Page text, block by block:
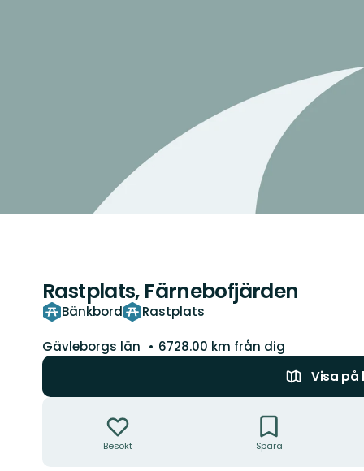
Rastplats, Färnebofjärden
Bänkbord Rastplats
Län:
Gävleborgs län
6728.00 km från dig
Visa på
Besökt Spara